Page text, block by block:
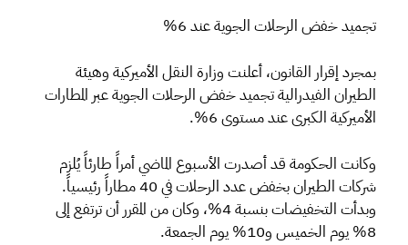
تجميد خفض الرحلات الجوية عند 6%
بمجرد إقرار القانون، أعلنت وزارة النقل الأميركية وهيئة
الطيران الفيدرالية تجميد خفض الرحلات الجوية عبر المطارات
الأميركية الكبرى عند مستوى 6%.
وكانت الحكومة قد أصدرت الأسبوع الماضي أمراً طارئاً يُلزم
شركات الطيران بخفض عدد الرحلات في 40 مطاراً رئيسياً.
وبدأت التخفيضات بنسبة 4%، وكان من المقرر أن ترتفع إلى
8% يوم الخميس و10% يوم الجمعة.